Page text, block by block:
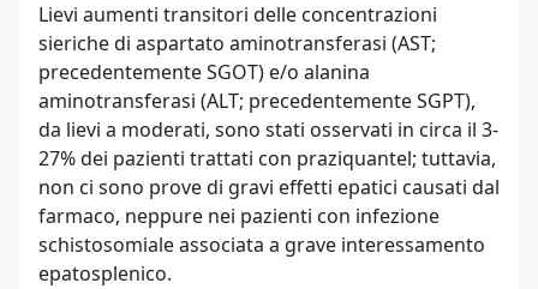
Lievi aumenti transitori delle concentrazioni
sieriche di aspartato aminotransferasi (AST;
precedentemente SGOT) e/o alanina
aminotransferasi (ALT; precedentemente SGPT),
da lievi a moderati, sono stati osservati in circa il 3-
27% dei pazienti trattati con praziquantel; tuttavia,
non ci sono prove di gravi effetti epatici causati dal
farmaco, neppure nei pazienti con infezione
schistosomiale associata a grave interessamento
epatosplenico.